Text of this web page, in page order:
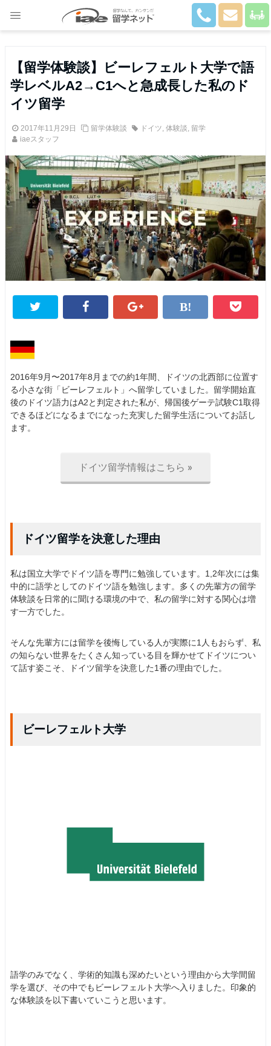
【留学体験談】ビーレフェルト大学で語
学レベルA2→C1へと急成長した私のド
イツ留学
2017年11月29日 留学体験談 ドイツ, 体験談, 留学
iaeスタッフ
2016年9月〜2017年8月までの約1年間、ドイツの北西部に位置す
る小さな街「ビーレフェルト」へ留学していました。留学開始直
後のドイツ語力はA2と判定された私が、帰国後ゲーテ試験C1取得
できるほどになるまでになった充実した留学生活についてお話し
ます。
ドイツ留学情報はこちら »
ドイツ留学を決意した理由
私は国立大学でドイツ語を専門に勉強しています。1,2年次には集
中的に語学としてのドイツ語を勉強します。多くの先輩方の留学
体験談を日常的に聞ける環境の中で、私の留学に対する関心は増
す一方でした。
そんな先輩方には留学を後悔している人が実際に1人もおらず、私
の知らない世界をたくさん知っている目を輝かせてドイツについ
て話す姿こそ、ドイツ留学を決意した1番の理由でした。
ビーレフェルト大学
語学のみでなく、学術的知識も深めたいという理由から大学間留
学を選び、その中でもビーレフェルト大学へ入りました。印象的
な体験談を以下書いていこうと思います。